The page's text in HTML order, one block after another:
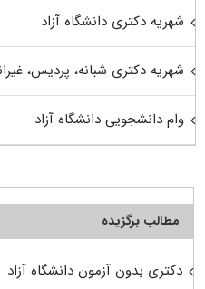
شهریه دکتری دانشگاه آزاد
شهریه دکتری شبانه، پردیس،
وام دانشجویی دانشگاه آزاد
مطالب برگزیده
دکتری بدون آزمون دانشگاه آزاد